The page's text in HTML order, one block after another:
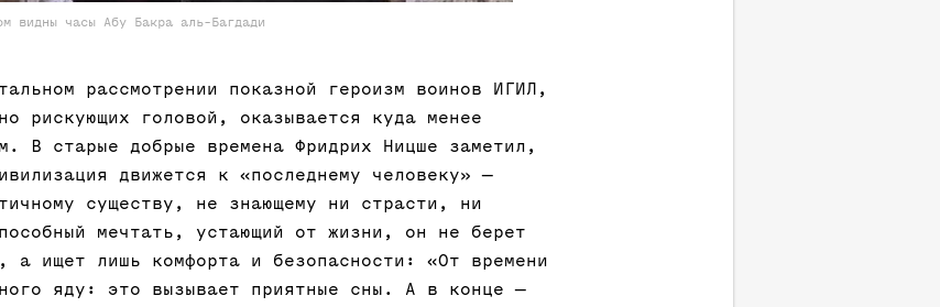
видны часы Абу Бакра аль-Багдади
рассмотрении показной героизм воинов ИГИЛ,
рискующих головой, оказывается куда менее
В старые добрые времена Фридрих Ницше заметил,
движется к «последнему человеку» —
существу, не знающему ни страсти, ни
мечтать, устающий от жизни, он не берет
а ищет лишь комфорта и безопасности: «От времени
яду: это вызывает приятные сны. А в конце —